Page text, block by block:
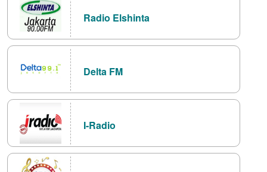
Radio Elshinta
Delta FM
I-Radio